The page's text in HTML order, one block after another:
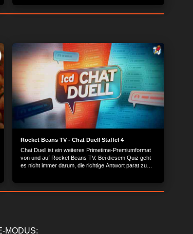
Rocket Beans TV - Chat Duell Staffel 4
Chat Duell ist ein weiteres Primetime-Premiumformat
von und auf Rocket Beans TV. Bei diesem Quiz geht
es nicht immer darum, die richtige Antwort parat zu
MODUS: